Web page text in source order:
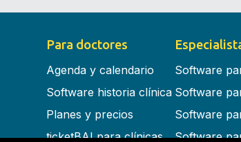
Para doctores
Agenda y calendario
Software historia clínica
Planes y precios
ticketBAI para clínicas
Software
Software
Software
Software